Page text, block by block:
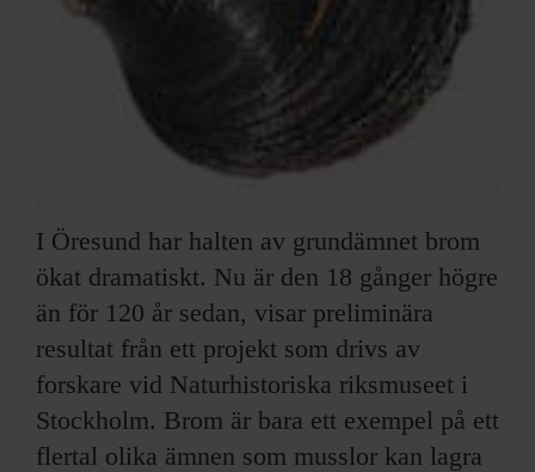
OM F&F
I Öresund har halten av grundämnet brom
ökat dramatiskt. Nu är den 18 gånger högre
än för 120 år sedan, visar preliminära
resultat från ett projekt som drivs av
forskare vid Naturhistoriska riksmuseet i
Stockholm. Brom är bara ett exempel på ett
flertal olika ämnen som musslor kan lagra